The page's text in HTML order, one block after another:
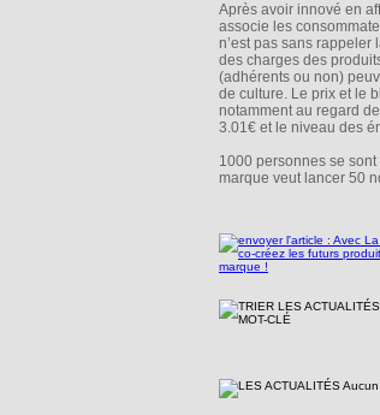
Après avoir innové en
associe les
n’est pas sans rappeler
des charges des
(adhérents ou non)
de culture. Le prix et le
notamment au regard
3.01€ et le niveau des
1000 personnes se
marque veut lancer 50